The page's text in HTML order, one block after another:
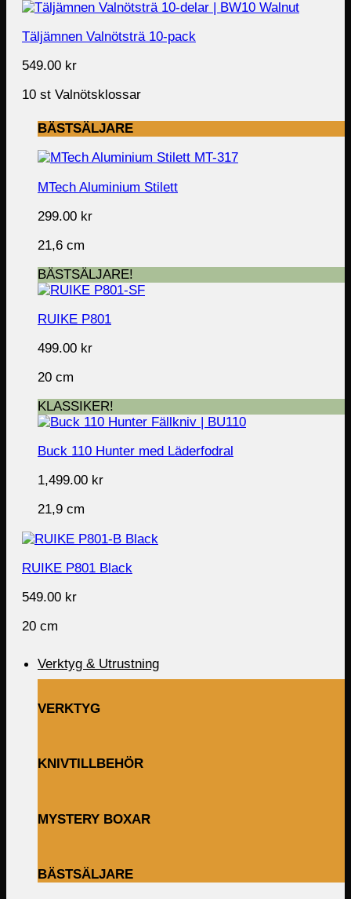
Täljämnen Valnötsträ 10-pack
549.00 kr
10 st Valnötsklossar
BÄSTSÄLJARE
MTech Aluminium Stilett
299.00 kr
21,6 cm
BÄSTSÄLJARE!
RUIKE P801
499.00 kr
20 cm
KLASSIKER!
Buck 110 Hunter med Läderfodral
1,499.00 kr
21,9 cm
RUIKE P801 Black
549.00 kr
20 cm
Verktyg & Utrustning
VERKTYG
KNIVTILLBEHÖR
MYSTERY BOXAR
BÄSTSÄLJARE